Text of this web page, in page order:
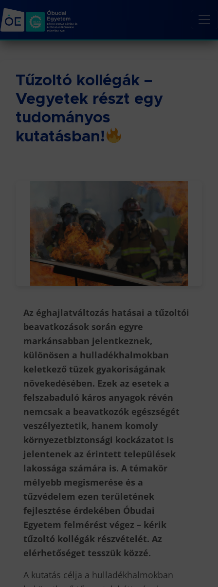
Tűzoltó kollégák –
Vegyetek részt egy
tudományos
kutatásban!
Az éghajlatváltozás hatásai a tűzoltói
beavatkozások során egyre
markánsabban jelentkeznek,
különösen a hulladékhalmokban
keletkező tüzek gyakoriságának
növekedésében. Ezek az esetek a
felszabaduló káros anyagok révén
nemcsak a beavatkozók egészségét
veszélyeztetik, hanem komoly
környezetbiztonsági kockázatot is
jelentenek az érintett települések
lakossága számára is. A témakör
mélyebb megismerése és a
tűzvédelem ezen területének
fejlesztése érdekében Óbudai
Egyetem felmérést végez – kérik
tűzoltó kollégák részvételét. Az
elérhetőséget tesszük közzé.
A kutatás célja a hulladékhalmokban